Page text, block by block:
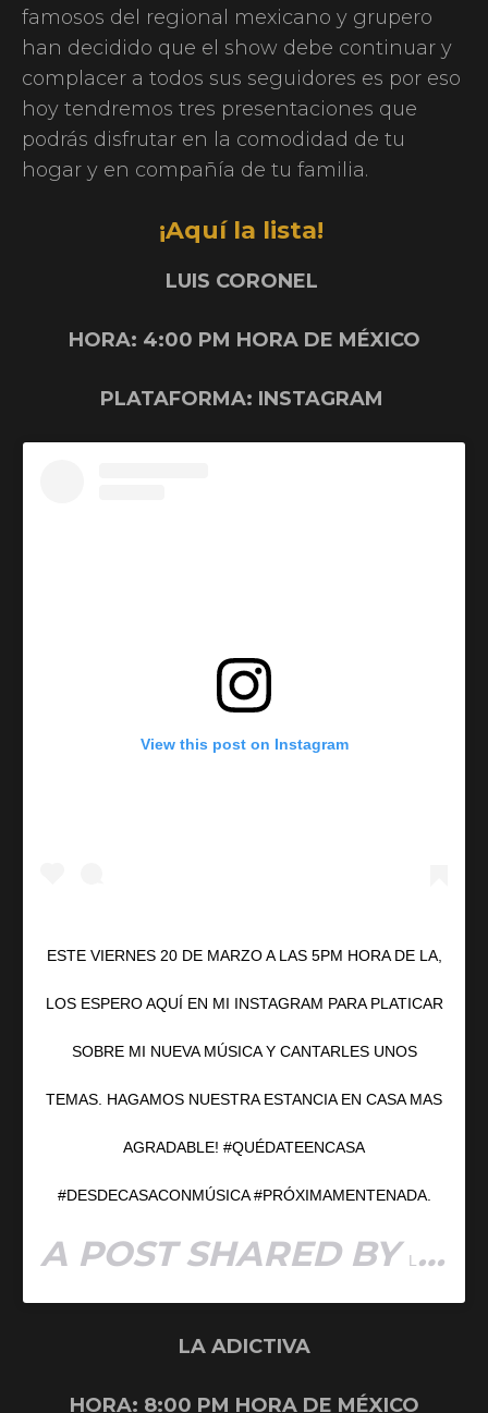
famosos del regional mexicano y grupero
han decidido que el show debe continuar y
complacer a todos sus seguidores es por eso
hoy tendremos tres presentaciones que
podrás disfrutar en la comodidad de tu
hogar y en compañía de tu familia.
¡Aquí la lista!
LUIS CORONEL
HORA: 4:00 PM HORA DE MÉXICO
PLATAFORMA: INSTAGRAM
View this post on Instagram
ESTE VIERNES 20 DE MARZO A LAS 5PM HORA DE LA,
LOS ESPERO AQUÍ EN MI INSTAGRAM PARA PLATICAR
SOBRE MI NUEVA MÚSICA Y CANTARLES UNOS
TEMAS. HAGAMOS NUESTRA ESTANCIA EN CASA MAS
AGRADABLE! #QUÉDATEENCASA
#DESDECASACONMÚSICA #PRÓXIMAMENTENADA.
A POST SHARED BY LUIS CORONEL
LA ADICTIVA
HORA: 8:00 PM HORA DE MÉXICO